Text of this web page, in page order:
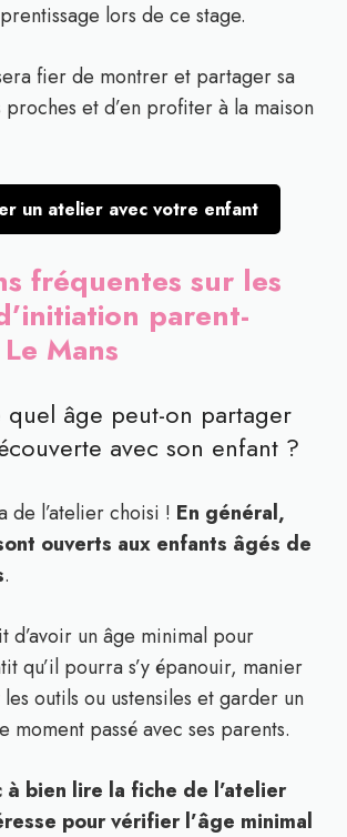
lors de ce stage.
fier de montrer et partager sa
proches et d’en profiter à la maison
un atelier avec votre enfant
fréquentes sur les
parent-
Mans
âge peut-on partager
avec son enfant ?
de l’atelier choisi ! En général,
ouverts aux enfants âgés de
.
d’avoir un âge minimal pour
qu’il pourra s’y épanouir, manier
outils ou ustensiles et garder un
moment passé avec ses parents.
à bien lire la fiche de l’atelier
pour vérifier l’âge minimal